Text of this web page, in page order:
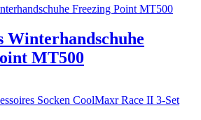
Winterhandschuhe
MT500